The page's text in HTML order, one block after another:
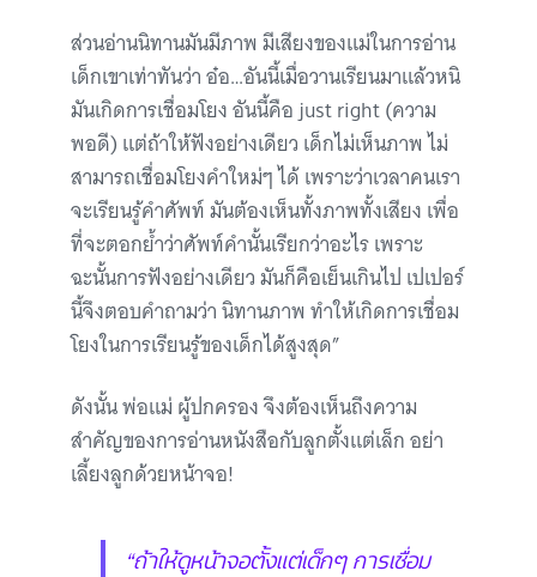
ส่วนอ่านนิทานมันมีภาพ มีเสียงของแม่ในการอ่าน
เด็กเขาเท่าทันว่า อ๋อ…อันนี้เมื่อวานเรียนมาแล้วหนิ
มันเกิดการเชื่อมโยง อันนี้คือ just right (ความ
พอดี) แต่ถ้าให้ฟังอย่างเดียว เด็กไม่เห็นภาพ ไม่
สามารถเชื่อมโยงคำใหม่ๆ ได้ เพราะว่าเวลาคนเรา
จะเรียนรู้คำศัพท์ มันต้องเห็นทั้งภาพทั้งเสียง เพื่อ
ที่จะตอกย้ำว่าศัพท์คำนั้นเรียกว่าอะไร เพราะ
ฉะนั้นการฟังอย่างเดียว มันก็คือเย็นเกินไป เปเปอร์
นี้จึงตอบคำถามว่า นิทานภาพ ทำให้เกิดการเชื่อม
โยงในการเรียนรู้ของเด็กได้สูงสุด”
ดังนั้น พ่อแม่ ผู้ปกครอง จึงต้องเห็นถึงความ
สำคัญของการอ่านหนังสือกับลูกตั้งแต่เล็ก อย่า
เลี้ยงลูกด้วยหน้าจอ!
“ถ้าให้ดูหน้าจอตั้งแต่เด็กๆ การเชื่อม